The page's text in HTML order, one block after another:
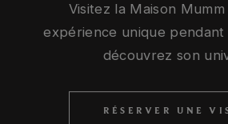
Visitez la Maison
expérience unique pendant
découvrez son
RÉSERVER UNE
RÉSERVER UNE